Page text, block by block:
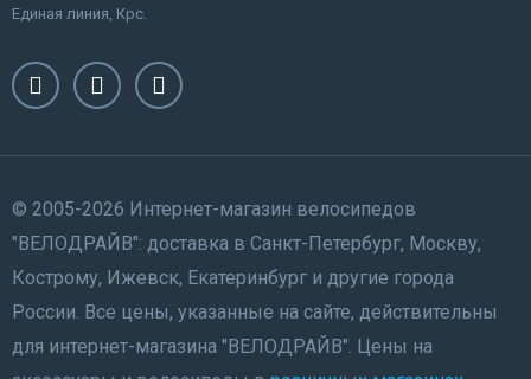
Единая линия, Крс.
© 2005-2026 Интернет-магазин велосипедов
"ВЕЛОДРАЙВ": доставка в Санкт-Петербург, Москву,
Кострому, Ижевск, Екатеринбург и другие города
России. Все цены, указанные на сайте, действительны
для интернет-магазина "ВЕЛОДРАЙВ". Цены на